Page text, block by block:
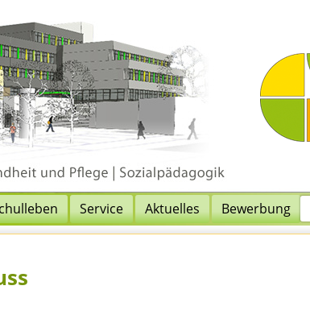
Service Aktuelles Bewerbung